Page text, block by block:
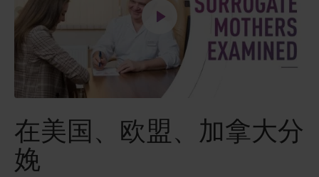
在美国、欧盟、加拿大分
娩